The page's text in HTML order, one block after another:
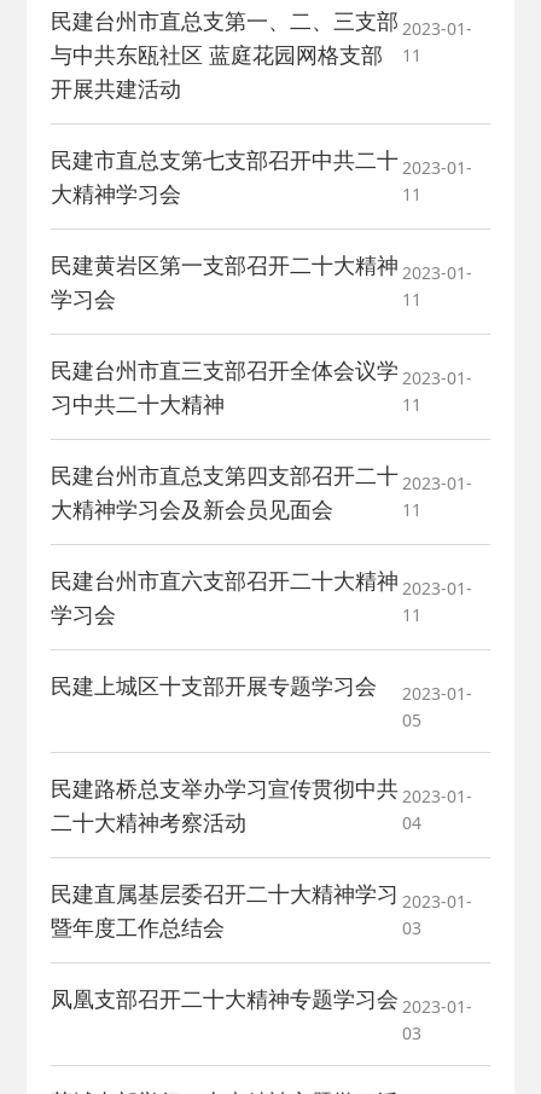
民建台州市直总支第一、二、三支部
与中共东瓯社区 蓝庭花园网格支部
开展共建活动
2023-01-
11
民建市直总支第七支部召开中共二十
大精神学习会
2023-01-
11
民建黄岩区第一支部召开二十大精神
学习会
2023-01-
11
民建台州市直三支部召开全体会议学
习中共二十大精神
2023-01-
11
民建台州市直总支第四支部召开二十
大精神学习会及新会员见面会
2023-01-
11
民建台州市直六支部召开二十大精神
学习会
2023-01-
11
民建上城区十支部开展专题学习会
2023-01-
05
民建路桥总支举办学习宣传贯彻中共
二十大精神考察活动
2023-01-
04
民建直属基层委召开二十大精神学习
暨年度工作总结会
2023-01-
03
凤凰支部召开二十大精神专题学习会 2023-01-
03